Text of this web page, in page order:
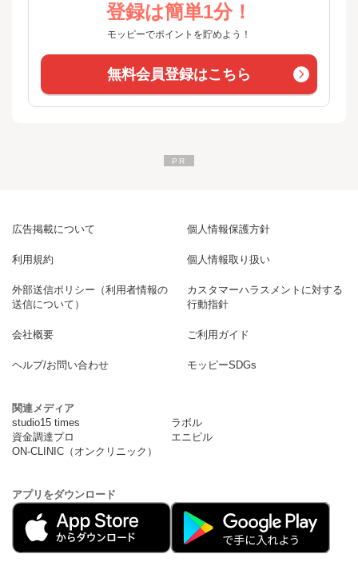
登録は簡単1分！
モッピーでポイントを貯めよう！
無料会員登録はこちら
広告掲載について 個人情報保護方針
利用規約 個人情報取り扱い
外部送信ポリシー（利用者情報の
送信について）
カスタマーハラスメントに対する
行動指針
会社概要 ご利用ガイド
ヘルプ/お問い合わせ モッピーSDGs
関連メディア
studio15 times
ラボル
資金調達プロ
エニピル
ON-CLINIC（オンクリニック）
アプリをダウンロード